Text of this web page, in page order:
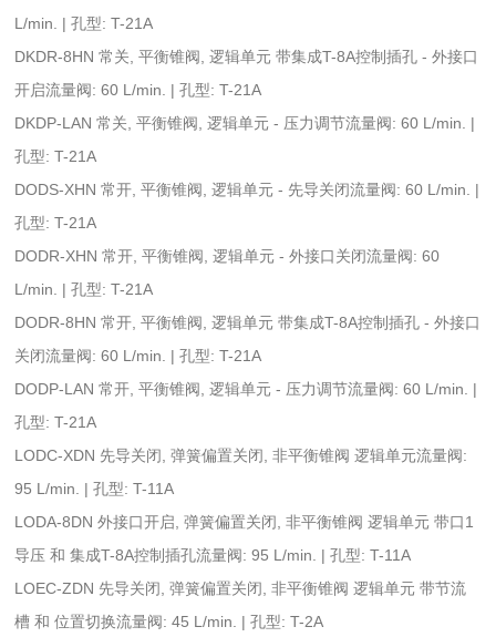
L/min. | 孔型: T-21A
DKDR-8HN 常关, 平衡锥阀, 逻辑单元 带集成T-8A控制插孔 - 外接口
开启流量阀: 60 L/min. | 孔型: T-21A
DKDP-LAN 常关, 平衡锥阀, 逻辑单元 - 压力调节流量阀: 60 L/min. |
孔型: T-21A
DODS-XHN 常开, 平衡锥阀, 逻辑单元 - 先导关闭流量阀: 60 L/min. |
孔型: T-21A
DODR-XHN 常开, 平衡锥阀, 逻辑单元 - 外接口关闭流量阀: 60
L/min. | 孔型: T-21A
DODR-8HN 常开, 平衡锥阀, 逻辑单元 带集成T-8A控制插孔 - 外接口
关闭流量阀: 60 L/min. | 孔型: T-21A
DODP-LAN 常开, 平衡锥阀, 逻辑单元 - 压力调节流量阀: 60 L/min. |
孔型: T-21A
LODC-XDN 先导关闭, 弹簧偏置关闭, 非平衡锥阀 逻辑单元流量阀:
95 L/min. | 孔型: T-11A
LODA-8DN 外接口开启, 弹簧偏置关闭, 非平衡锥阀 逻辑单元 带口1
导压 和 集成T-8A控制插孔流量阀: 95 L/min. | 孔型: T-11A
LOEC-ZDN 先导关闭, 弹簧偏置关闭, 非平衡锥阀 逻辑单元 带节流
槽 和 位置切换流量阀: 45 L/min. | 孔型: T-2A